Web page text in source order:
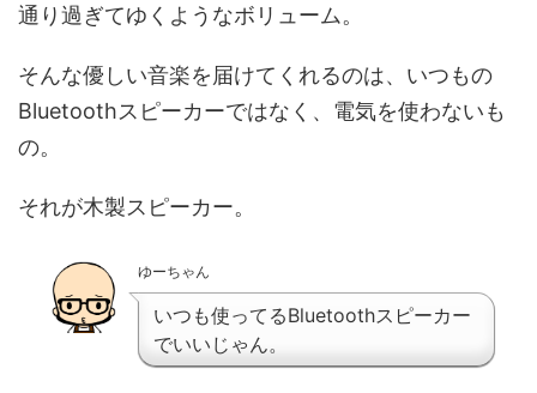
通り過ぎてゆくようなボリューム。
そんな優しい音楽を届けてくれるのは、いつもの
Bluetoothスピーカーではなく、電気を使わないも
の。
それが木製スピーカー。
ゆーちゃん
いつも使ってるBluetoothスピーカー
でいいじゃん。